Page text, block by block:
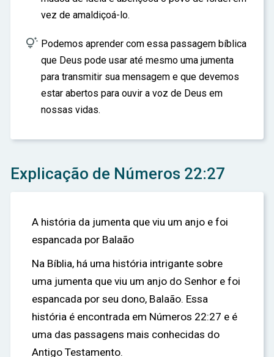
vez de amaldiçoá-lo.
 Podemos aprender com essa passagem bíblica
que Deus pode usar até mesmo uma jumenta
para transmitir sua mensagem e que devemos
estar abertos para ouvir a voz de Deus em
nossas vidas.
Explicação de Números 22:27
A história da jumenta que viu um anjo e foi
espancada por Balaão
Na Bíblia, há uma história intrigante sobre
uma jumenta que viu um anjo do Senhor e foi
espancada por seu dono, Balaão. Essa
história é encontrada em Números 22:27 e é
uma das passagens mais conhecidas do
Antigo Testamento.